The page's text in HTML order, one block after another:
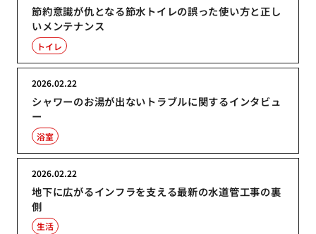
節約意識が仇となる節水トイレの誤った使い方と正し
いメンテナンス
トイレ
シャワーのお湯が出ないトラブルに関するインタビュ
ー
2026.02.22
浴室
地下に広がるインフラを支える最新の水道管工事の裏
側
2026.02.22
生活